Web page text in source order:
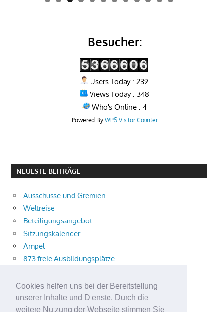
Cookies helfen uns bei der Bereitstellung
unserer Inhalte und Dienste. Durch die
weitere Nutzung der Webseite stimmen Sie
0 1 2
Besucher:
Users Today : 239
Views Today : 348
Who's Online : 4
Powered By WPS Visitor Counter
NEUESTE BEITRÄGE
Ausschüsse und Gremien
Weltreise
Beteiligungsangebot
Sitzungskalender
Ampel
873 freie Ausbildungsplätze
Aktuelle Verkehrsmeldungen
Terracliff
Wärmeplanung